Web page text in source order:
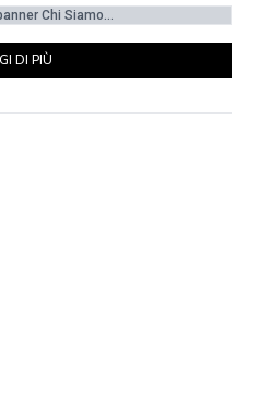
Chi Siamo...
DI PIÙ